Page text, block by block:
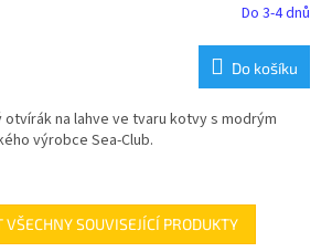
Do 3-4 dnů
Do košíku
otvírák na lahve ve tvaru kotvy s modrým
výrobce Sea-Club.
SOUVISEJÍCÍ PRODUKTY